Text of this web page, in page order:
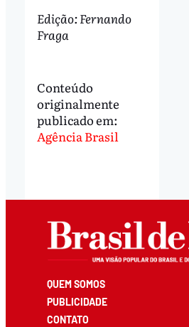
Edição: Fernando
Fraga
Conteúdo
originalmente
publicado em:
Agência Brasil
QUEM SOMOS
PUBLICIDADE
CONTATO